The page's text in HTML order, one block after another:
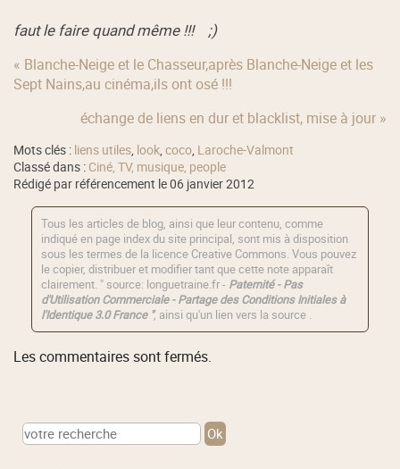
faut le faire quand même !!! ;)
« Blanche-Neige et le Chasseur,après Blanche-Neige et les
Sept Nains,au cinéma,ils ont osé !!!
échange de liens en dur et blacklist, mise à jour »
Mots clés : liens utiles, look,coco, Laroche-Valmont
Classé dans : Ciné, TV, musique, people
Rédigé par référencement le 06 janvier 2012
Tous les articles de blog, ainsi que leur contenu, comme
indiqué en page index du site principal, sont mis à disposition
sous les termes de la licence Creative Commons. Vous pouvez
le copier, distribuer et modifier tant que cette note apparaît
clairement. " source: longuetraine.fr - Paternité - Pas
d'Utilisation Commerciale - Partage des Conditions Initiales à
l'Identique 3.0 France ", ainsi qu'un lien vers la source .
Les commentaires sont fermés.